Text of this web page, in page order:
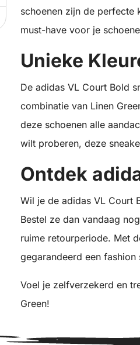
schoenen zijn de perfecte
must-have voor je
Unieke
De adidas VL Court Bold
combinatie van Linen
deze schoenen alle
wilt proberen, deze
Ontdek
Wil je de adidas VL Court
Bestel ze dan vandaag
ruime retourperiode. Met
gegarandeerd een
Voel je zelfverzekerd en
Green!